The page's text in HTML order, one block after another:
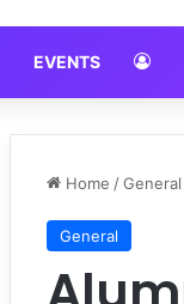
EVENTS
Home /General
General